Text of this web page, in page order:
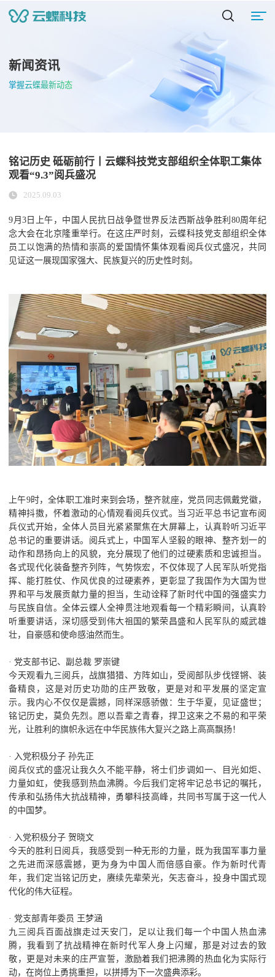
新闻资讯
掌握云蝶最新动态
铭记历史 砥砺前行丨云蝶科技党支部组织全体职工集体
观看“9.3”阅兵盛况
2025.09.03
9月3日上午，中国人民抗日战争暨世界反法西斯战争胜利80周年纪
念大会在北京隆重举行。在这庄严时刻，云蝶科技党支部组织全体
员工以饱满的热情和崇高的爱国情怀集体观看阅兵仪式盛况，共同
见证这一展现国家强大、民族复兴的历史性时刻。
上午9时，全体职工准时来到会场，整齐就座，党员同志佩戴党徽，
精神抖擞，怀着激动的心情观看阅兵仪式。当习近平总书记宣布阅
兵仪式开始，全体人员目光紧紧聚焦在大屏幕上，认真聆听习近平
总书记的重要讲话。阅兵式上，中国军人坚毅的眼神、整齐划一的
动作和昂扬向上的风貌，充分展现了他们的过硬素质和忠诚担当。
各式现代化装备整齐列阵，气势恢宏，不仅体现了人民军队听党指
挥、能打胜仗、作风优良的过硬素养，更彰显了我国作为大国为世
界和平与发展贡献力量的担当，生动诠释了新时代中国的强盛实力
与民族自信。全体云蝶人全神贯注地观看每一个精彩瞬间，认真聆
听重要讲话，深切感受到伟大祖国的繁荣昌盛和人民军队的威武雄
壮，自豪感和使命感油然而生。
· 党支部书记、副总裁 罗崇键
今天观看九三阅兵，战旗猎猎、方阵如山，受阅部队步伐铿锵、装
备精良，这是对历史功勋的庄严致敬，更是对和平发展的坚定宣
示。我内心不仅仅是震撼，同样深感骄傲：生于华夏，见证盛世；
铭记历史，莫负先烈。愿以吾辈之青春，捍卫这来之不易的和平荣
光，让胜利的旗帜永远在中华民族伟大复兴之路上高高飘扬！
· 入党积极分子 孙先正
阅兵仪式的盛况让我久久不能平静，将士们步调如一、目光如炬、
力量如虹，使我感到热血沸腾。今后我们定将牢记总书记的嘱托，
传承和弘扬伟大抗战精神，勇攀科技高峰，共同书写属于这一代人
的中国梦。
· 入党积极分子 贺晓文
今天的胜利日阅兵，我感受到一种无形的力量，既为我国军事力量
之先进而深感震撼，更为身为中国人而倍感自豪。作为新时代青
年，我们定当铭记历史，赓续先辈荣光，矢志奋斗，投身中国式现
代化的伟大征程。
· 党支部青年委员 王梦涵
九三阅兵百面战旗走过天安门，足以让我们每一个中国人热血沸
腾，我看到了抗战精神在新时代军人身上闪耀，那是对过去的致
敬，更是对未来的庄严宣誓，激励着我们把沸腾的热血化为实际行
动，在岗位上勇挑重担，以拼搏为下一次盛典添彩。